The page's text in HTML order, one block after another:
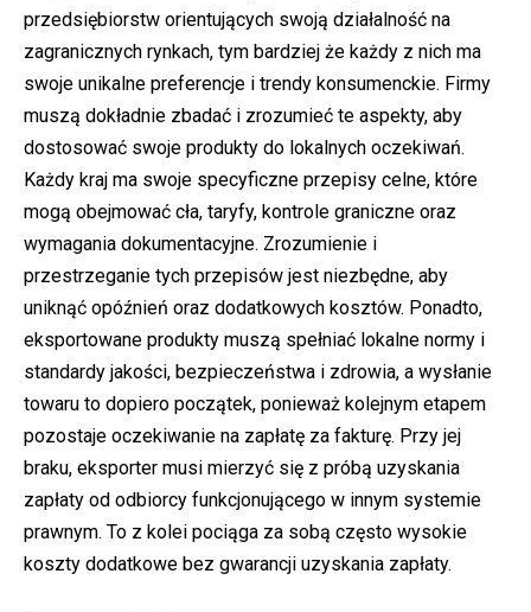
przedsiębiorstw orientujących swoją działalność na
zagranicznych rynkach, tym bardziej że każdy z nich ma
swoje unikalne preferencje i trendy konsumenckie. Firmy
muszą dokładnie zbadać i zrozumieć te aspekty, aby
dostosować swoje produkty do lokalnych oczekiwań.
Każdy kraj ma swoje specyficzne przepisy celne, które
mogą obejmować cła, taryfy, kontrole graniczne oraz
wymagania dokumentacyjne. Zrozumienie i
przestrzeganie tych przepisów jest niezbędne, aby
uniknąć opóźnień oraz dodatkowych kosztów. Ponadto,
eksportowane produkty muszą spełniać lokalne normy i
standardy jakości, bezpieczeństwa i zdrowia, a wysłanie
towaru to dopiero początek, ponieważ kolejnym etapem
pozostaje oczekiwanie na zapłatę za fakturę. Przy jej
braku, eksporter musi mierzyć się z próbą uzyskania
zapłaty od odbiorcy funkcjonującego w innym systemie
prawnym. To z kolei pociąga za sobą często wysokie
koszty dodatkowe bez gwarancji uzyskania zapłaty.